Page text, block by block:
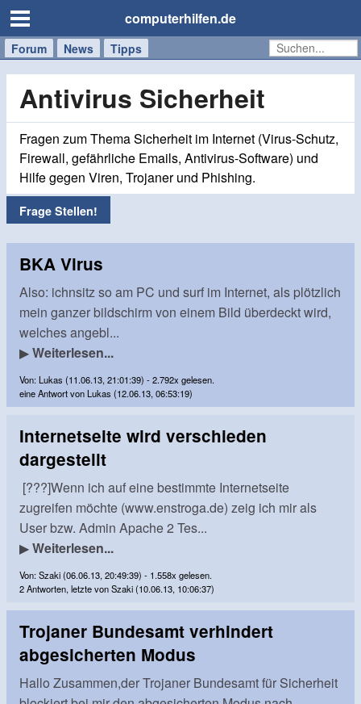
computerhilfen.de
Forum News Tipps
Handy
Windows
Mac
Antivirus Sicherheit
Fragen zum Thema Sicherheit im Internet (Virus-Schutz,
Firewall, gefährliche Emails, Antivirus-Software) und
Hilfe gegen Viren, Trojaner und Phishing.
Frage Stellen!
BKA Virus
Also: ichnsitz so am PC und surf im Internet, als plötzlich
mein ganzer bildschirm von einem Bild überdeckt wird,
welches angebl...
▶Weiterlesen...
Von: Lukas (11.06.13, 21:01:39) - 2.792x gelesen.
eine Antwort von Lukas (12.06.13, 06:53:19)
Internetseite wird verschieden
dargestellt
[???]Wenn ich auf eine bestimmte Internetseite
zugreifen möchte (www.enstroga.de) zeig ich mir als
User bzw. Admin Apache 2 Tes...
▶Weiterlesen...
Von: Szaki (06.06.13, 20:49:39) - 1.558x gelesen.
2 Antworten, letzte von Szaki (10.06.13, 10:06:37)
Trojaner Bundesamt verhindert
abgesicherten Modus
Hallo Zusammen,der Trojaner Bundesamt für Sicherheit